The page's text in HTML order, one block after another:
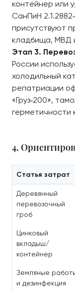
контейнер или
СанПиН
присутствуют
кладбища, МВД
Этап 3.
России
холодильный
репатриации
«Груз‑200»,
герметичности
4.
Статья затрат
Деревянный
перевозочный
гроб
Цинковый
вкладыш/
контейнер
Земляные
и дезинфекция